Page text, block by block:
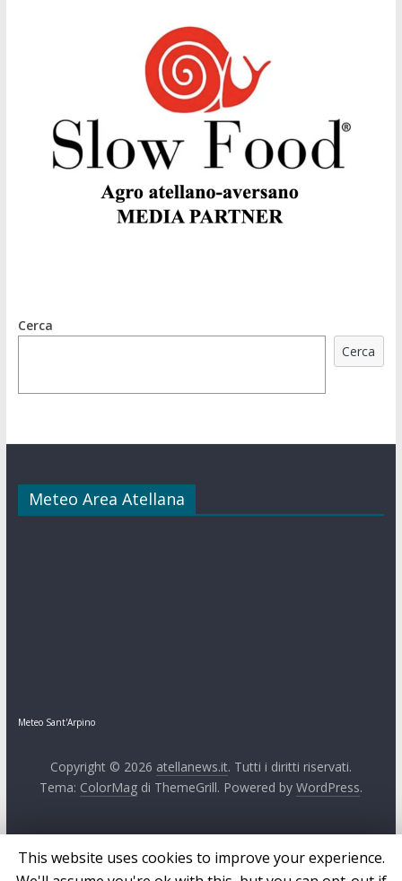
Cerca
Cerca
Meteo Area Atellana
Meteo Sant'Arpino
Copyright © 2026 atellanews.it. Tutti i diritti riservati.
Tema: ColorMagdi ThemeGrill. Powered by WordPress.
This website uses cookies to improve your experience.